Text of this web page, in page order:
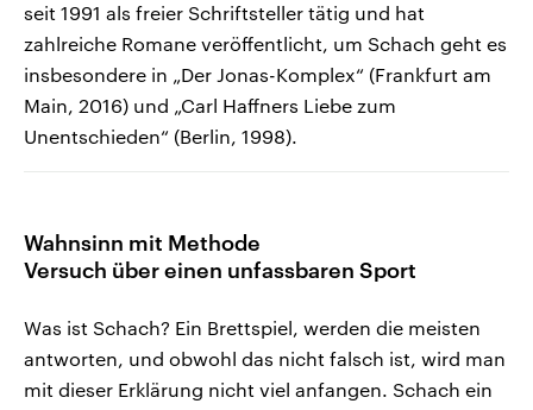
seit 1991 als freier Schriftsteller tätig und hat
zahlreiche Romane veröffentlicht, um Schach geht es
insbesondere in „Der Jonas-Komplex“ (Frankfurt am
Main, 2016) und „Carl Haffners Liebe zum
Unentschieden“ (Berlin, 1998).
Wahnsinn mit Methode
Versuch über einen unfassbaren Sport
Was ist Schach? Ein Brettspiel, werden die meisten
antworten, und obwohl das nicht falsch ist, wird man
mit dieser Erklärung nicht viel anfangen. Schach ein